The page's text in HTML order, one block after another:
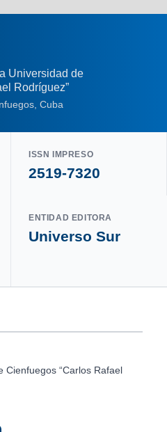
Universidad de
Rodríguez”
Cuba
ISSN IMPRESO
2519-7320
ENTIDAD EDITORA
Universo Sur
Cienfuegos “Carlos Rafael